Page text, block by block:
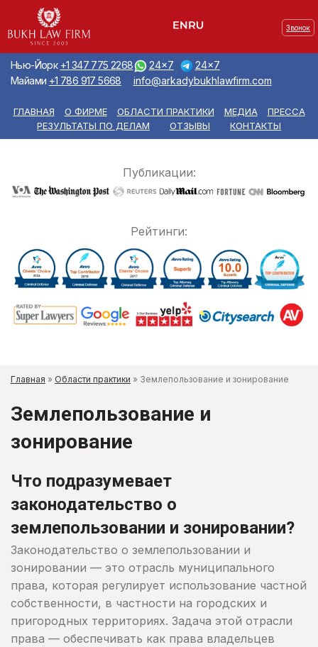
Звонок
Нью-Йорк +1 347 775 2268
Майами +1 786 917 5668
24x7
24x7
info@arkadybukhlawfirm.com
ГЛАВНАЯ О ФИРМЕ ОБЛАСТИ ПРАКТИКИ МЕДИА
ПРЕССА
РЕЗУЛЬТАТЫ ПО ДЕЛАМ
ОТЗЫВЫ КОНТАКТЫ
Публикации:
Рейтинги:
Главная » Области практики » Землепользование и зонирование
Землепользование и
зонирование
Что подразумевает
законодательство о
землепользовании и зонировании?
Законодательство о землепользовании и
зонировании — это отрасль муниципального
права, которая регулирует использование частной
собственности, в частности на городских и
пригородных территориях. Задача этой отрасли
права — обеспечивать как права владельцев